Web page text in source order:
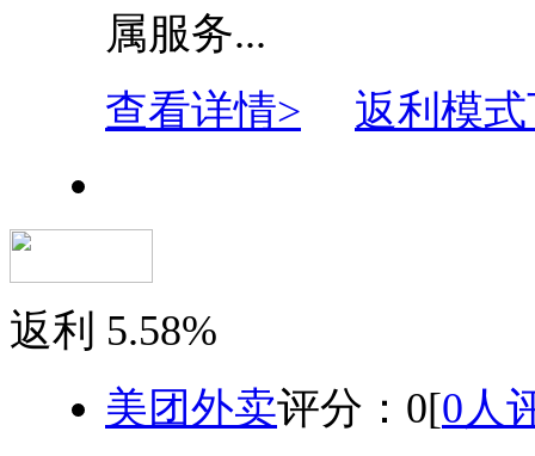
属服务...
查看详情>
返利模
返利 5.58%
美团外卖评分： 0[0人